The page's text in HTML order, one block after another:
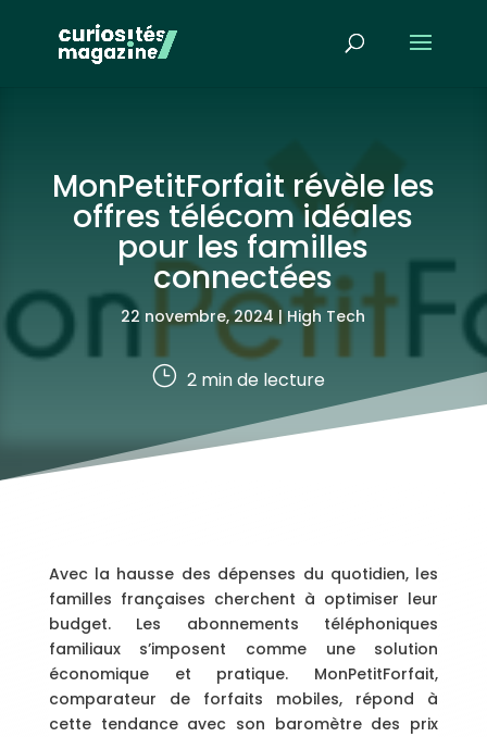
MonPetitForfait révèle les
offres télécom idéales
pour les familles
connectées
22 novembre, 2024 |High Tech
} 2min de lecture
Avec la hausse des dépenses du quotidien, les
familles françaises cherchent à optimiser leur
budget. Les abonnements téléphoniques
familiaux s’imposent comme une solution
économique et pratique. MonPetitForfait,
comparateur de forfaits mobiles, répond à
cette tendance avec son baromètre des prix